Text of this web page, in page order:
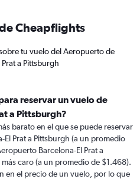
Cheapflights
tu vuelo del Aeropuerto de
a Pittsburgh
reservar un vuelo de
a Pittsburgh?
barato en el que se puede reservar
Prat a Pittsburgh (a un promedio
Barcelona-El Prat a
caro (a un promedio de $1.468).
en el precio de un vuelo, por lo que